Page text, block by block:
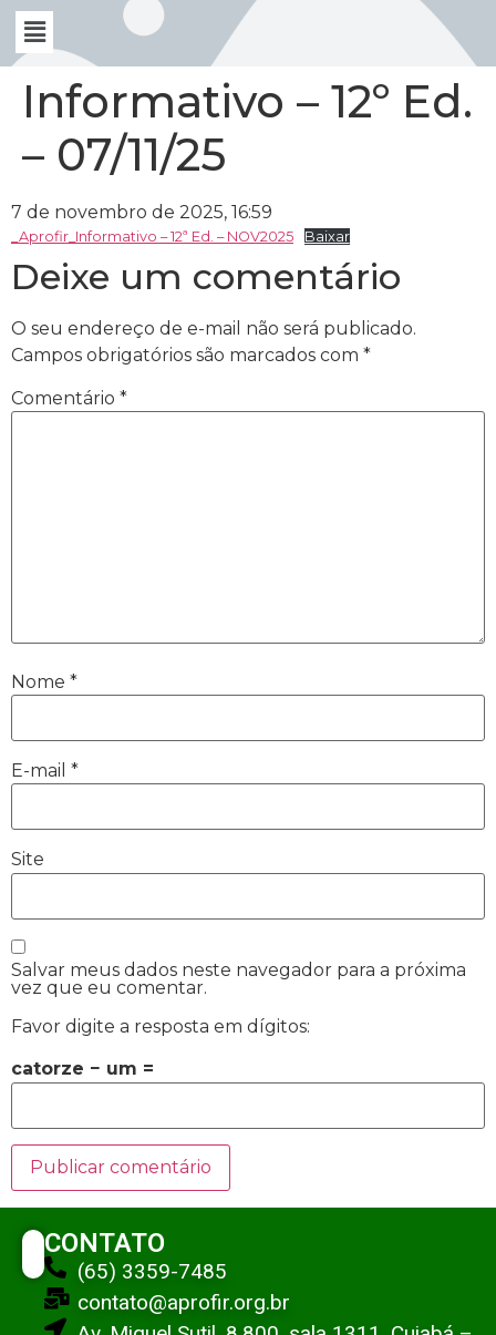
Informativo – 12º Ed.
– 07/11/25
7 de novembro de 2025, 16:59
_Aprofir_Informativo – 12ª Ed. – NOV2025 Baixar
Deixe um comentário
O seu endereço de e-mail não será publicado.
Campos obrigatórios são marcados com *
Comentário *
Nome *
E-mail *
Site
Salvar meus dados neste navegador para a próxima
vez que eu comentar.
Favor digite a resposta em dígitos:
catorze − um =
CONTATO
(65) 3359-7485
contato@aprofir.org.br